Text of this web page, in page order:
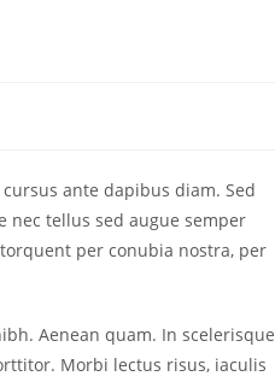
ante dapibus diam. Sed
nec tellus sed augue semper
per conubia nostra, per
Aenean quam. In scelerisque
Morbi lectus risus, iaculis